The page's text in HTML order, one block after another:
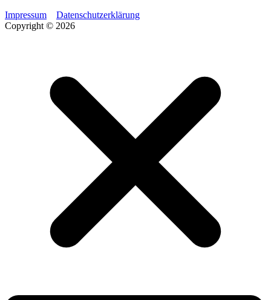
Impressum
Datenschutzerklärung
Copyright © 2026